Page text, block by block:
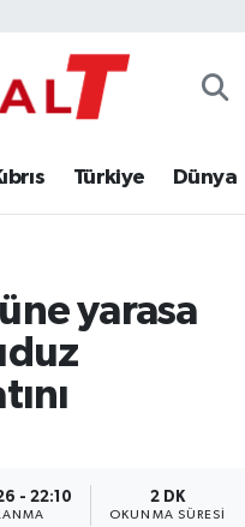
Türkiye Dünya
yarasa
- 22:10 2 DK
OKUNMA SÜRESI